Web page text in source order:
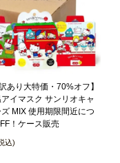
訳あり大特価・70%オフ】
イマスク サンリオキャ
MIX 使用期限間近につ
！ケース販売
込)